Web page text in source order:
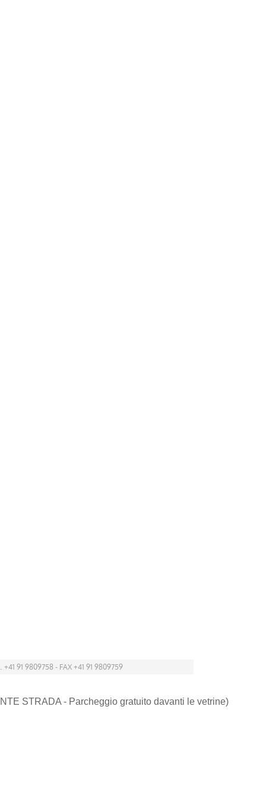
91 9809758 - FAX +41 91 9809759
STRADA - Parcheggio gratuito davanti le vetrine)